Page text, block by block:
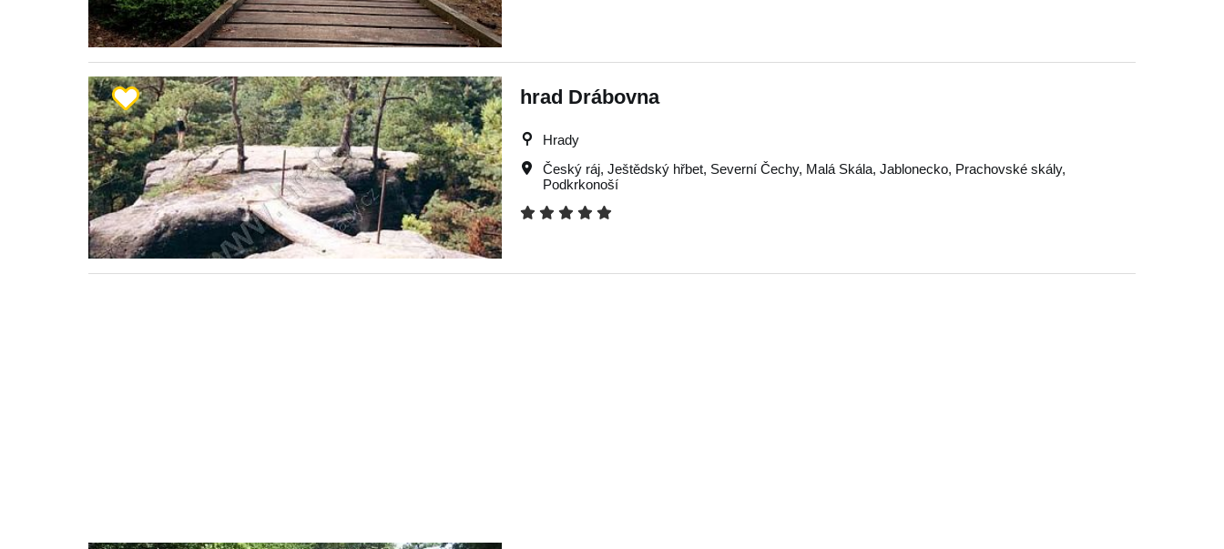
hrad Drábovna
Hrady
Český ráj, Ještědský hřbet, Severní Čechy, Malá Skála, Jablonecko, Prachovské skály,
Podkrkonoší